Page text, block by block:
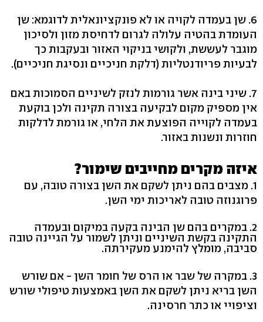
6. שן בעמדה לקויה או לא פונקציונאלית לדוגמא: שן
העומדת בהטיה עלולה לגרום לדחיסת מזון ולסיכון
מוגבר לעששת, ולקושי בניקוי האזור ובעקבות כך
לבעיות פריודנטליות (דלקת חניכיים ונסיגת חניכיים).
7. שיני בינה אשר גורמות לנזק לשיניים הסמוכות באם
אין מספיק מקום לבקיעה בצורה תקינה ולכן בוקעת
בעמדה לקוייה הפוצעת את הלחי, או גורמת לדלקות
חוזרות ונשנות באזור.
איזה מקרים מחייבים שימור?
1. מצבים בהם ניתן לשקם את השן בצורה טובה, עם
פרוגנוזה טובה לאריכות ימי השן.
2. במקרים בהם שן הבינה בקעה במיקום ובעמדה
התקינה בקשת השיניים וניתן לשמור על הגיינה טובה
סביבה, מומלץ להימנע מעקירתה.
3. במקרה של שבר או הרס של חומר השן - אם שורש
השן בריא ניתן לשקם את השן באמצעות טיפולי שורש
וציפויי או כתר חרסינה.